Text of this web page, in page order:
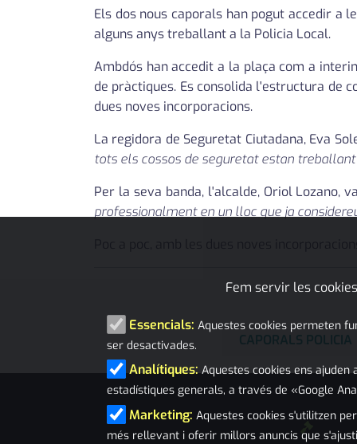
Els dos nous caporals han pogut accedir a
alguns anys treballant a la Policia Local.
Ambdós han accedit a la plaça com a
de pràctiques. Es consolida l'estructura de
dues noves incorporacions.
La regidora de Seguretat Ciutadana, Eva
tots els cossos de seguretat estan
Per la seva banda, l'alcalde, Oriol Lozano,
professionalment en un lloc que ja
Poc a poc, amb les dues noves
CAPORALS POLICIA
Fem servir les
Essencials: Aquestes cookies permeten
ser desactivades.
Analítiques: Aquestes cookies ens
estadístiques generals, a través de «Google
Marketing: Aquestes cookies s'utilitzen
més rellevant i oferir millors anuncis que